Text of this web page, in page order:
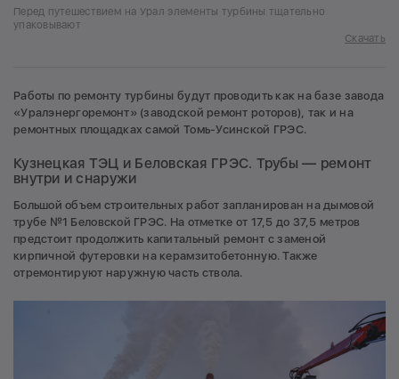
Перед путешествием на Урал элементы турбины тщательно
упаковывают
Скачать
Работы по ремонту турбины будут проводить как на базе завода
«Уралэнергоремонт» (заводской ремонт роторов), так и на
ремонтных площадках самой Томь-Усинской ГРЭС.
Кузнецкая ТЭЦ и Беловская ГРЭС. Трубы — ремонт
внутри и снаружи
Большой объем строительных работ запланирован на дымовой
трубе №1 Беловской ГРЭС. На отметке от 17,5 до 37,5 метров
предстоит продолжить капитальный ремонт с заменой
кирпичной футеровки на керамзитобетонную. Также
отремонтируют наружную часть ствола.